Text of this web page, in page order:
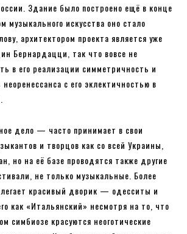
Здание было построено ещё в конце
музыкального искусства оно стало
архитектором проекта является уже
Бернардацци, так что вовсе не
в его реализации симметричность и
с его эклектичностью в
дело — часто принимает в свои
и творцов как со всей Украины,
но на её базе проводятся также другие
не только музыкальные. Более
красивый дворик — одесситы и
как «Итальянский» несмотря на то, что
симбиозе красуются неоготические